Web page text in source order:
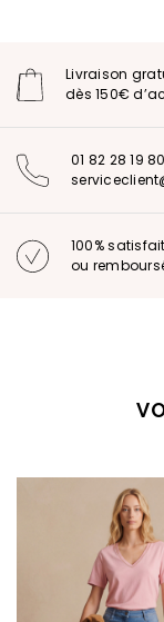
Livraison
dès 150€
01 82 28 19 80
100% satisfait
ou